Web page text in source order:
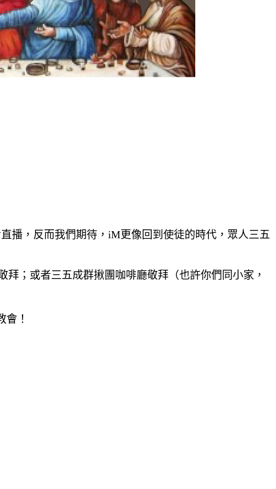
播，反而我們期待，iM更像回到使徒的時代，眾人三五
；或者三五成群揪團咖啡廳敬拜（也許你們同小家，
！